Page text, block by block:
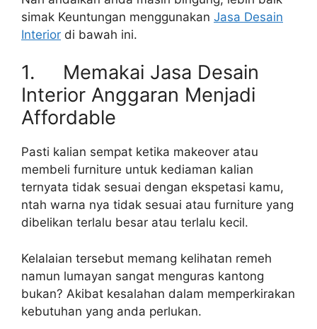
simak Keuntungan menggunakan Jasa Desain
Interior di bawah ini.
1. Memakai Jasa Desain
Interior Anggaran Menjadi
Affordable
Pasti kalian sempat ketika makeover atau
membeli furniture untuk kediaman kalian
ternyata tidak sesuai dengan ekspetasi kamu,
ntah warna nya tidak sesuai atau furniture yang
dibelikan terlalu besar atau terlalu kecil.
Kelalaian tersebut memang kelihatan remeh
namun lumayan sangat menguras kantong
bukan? Akibat kesalahan dalam memperkirakan
kebutuhan yang anda perlukan.